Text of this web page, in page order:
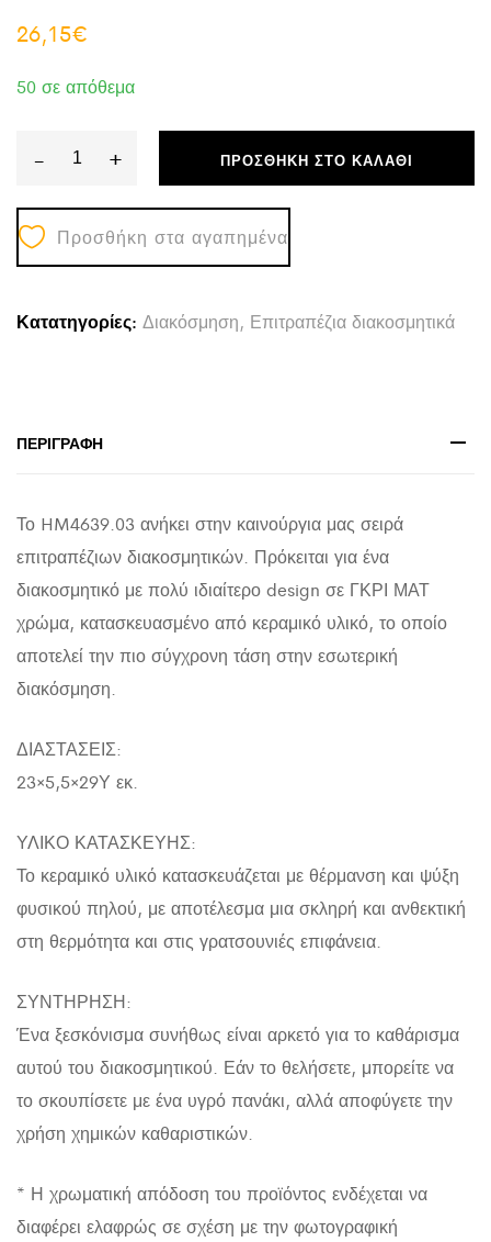
26,15€
50 σε απόθεμα
-
ΕΠΙΤΡΑΠΕΖΙΟ
ΚΕΡΑΜΙΚΟ
ΔΙΑΚΟΣΜΗΤΙΚΟ
ARCON
ΓΚΡΙ
εκ.
+ ΠΡΟΣΘΉΚΗ ΣΤΟ ΚΑΛΆΘΙ
Προσθήκη στα αγαπημένα
Κατατηγορίες: Διακόσμηση, Επιτραπέζια διακοσμητικά
ΠΕΡΙΓΡΑΦΉ
Το HM4639.03 ανήκει στην καινούργια μας σειρά
επιτραπέζιων διακοσμητικών. Πρόκειται για ένα
διακοσμητικό με πολύ ιδιαίτερο design σε ΓΚΡΙ ΜΑΤ
χρώμα, κατασκευασμένο από κεραμικό υλικό, το οποίο
αποτελεί την πιο σύγχρονη τάση στην εσωτερική
διακόσμηση.
ΔΙΑΣΤΑΣΕΙΣ:
23×5,5×29Υ εκ.
ΥΛΙΚΟ ΚΑΤΑΣΚΕΥΗΣ:
Το κεραμικό υλικό κατασκευάζεται με θέρμανση και ψύξη
φυσικού πηλού, με αποτέλεσμα μια σκληρή και ανθεκτική
στη θερμότητα και στις γρατσουνιές επιφάνεια.
ΣΥΝΤΗΡΗΣΗ:
Ένα ξεσκόνισμα συνήθως είναι αρκετό για το καθάρισμα
αυτού του διακοσμητικού. Εάν το θελήσετε, μπορείτε να
το σκουπίσετε με ένα υγρό πανάκι, αλλά αποφύγετε την
χρήση χημικών καθαριστικών.
* Η χρωματική απόδοση του προϊόντος ενδέχεται να
διαφέρει ελαφρώς σε σχέση με την φωτογραφική